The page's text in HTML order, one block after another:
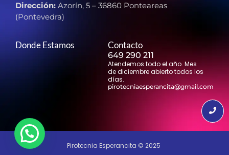
Dirección: Azorín, 5 – 36860 Ponteareas
(Pontevedra)
Donde Estamos Contacto
649 290 211
Atendemos todo el año. Mes
de diciembre abierto todos los
días.
pirotecniaesperancita@gmail.com
Pirotecnia Esperancita © 2025